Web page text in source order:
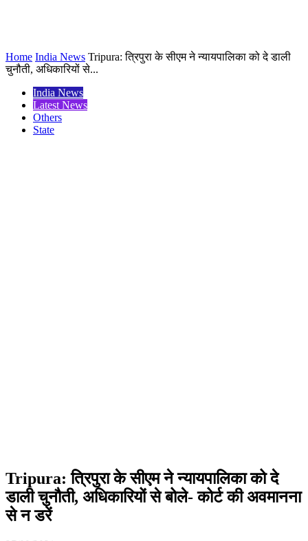
Home India News Tripura: त्रिपुरा के सीएम ने न्यायपालिका को दे डाली
चुनौती, अधिकारियों से...
India News
Latest News
Others
State
Tripura: त्रिपुरा के सीएम ने न्यायपालिका को दे
डाली चुनौती, अधिकारियों से बोले- कोर्ट की अवमानना
से न डरें